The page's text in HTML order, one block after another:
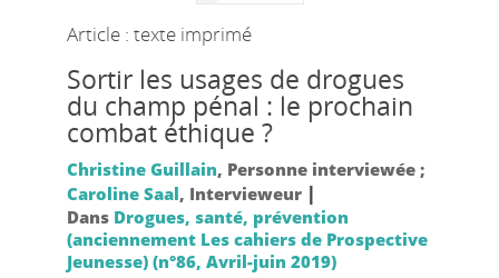
Article : texte imprimé
Sortir les usages de drogues
du champ pénal : le prochain
combat éthique ?
Christine Guillain, Personne interviewée ;
Caroline Saal, Intervieweur |
Dans Drogues, santé, prévention
(anciennement Les cahiers de Prospective
Jeunesse) (n°86, Avril-juin 2019)